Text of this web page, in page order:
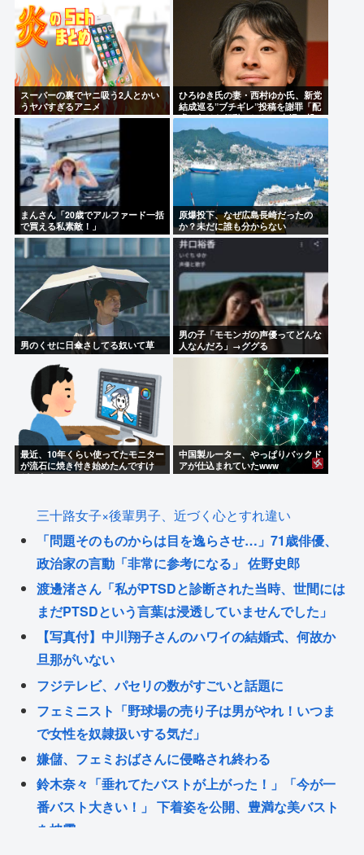
スーパーの裏でヤニ吸う2人とかい
うヤバすぎるアニメ
ひろゆき氏の妻・西村ゆか氏、新党
結成巡る”ブチギレ”投稿を謝罪「配
慮に欠けた行動でした」 夫婦で投
稿
まんさん「20歳でアルファード一括
で買える私素敵！」
原爆投下、なぜ広島長崎だったの
か？未だに誰も分からない
男のくせに日傘さしてる奴いて草
男の子「モモンガの声優ってどんな
人なんだろ」→ググる
最近、10年くらい使ってたモニター
が流石に焼き付き始めたんですけ
ど、あの...
中国製ルーター、やっぱりバックド
アが仕込まれていたwww
三十路女子×後輩男子、近づく心とすれ違い
「問題そのものからは目を逸らさせ…」71歳俳優、
政治家の言動「非常に参考になる」 佐野史郎
渡邊渚さん「私がPTSDと診断された当時、世間には
まだPTSDという言葉は浸透していませんでした」
【写真付】中川翔子さんのハワイの結婚式、何故か
旦那がいない
フジテレビ、パセリの数がすごいと話題に
フェミニスト「野球場の売り子は男がやれ！いつま
で女性を奴隷扱いする気だ」
嫌儲、フェミおばさんに侵略され終わる
鈴木奈々「垂れてたバストが上がった！」「今が一
番バスト大きい！」 下着姿を公開、豊満な美バスト
を披露